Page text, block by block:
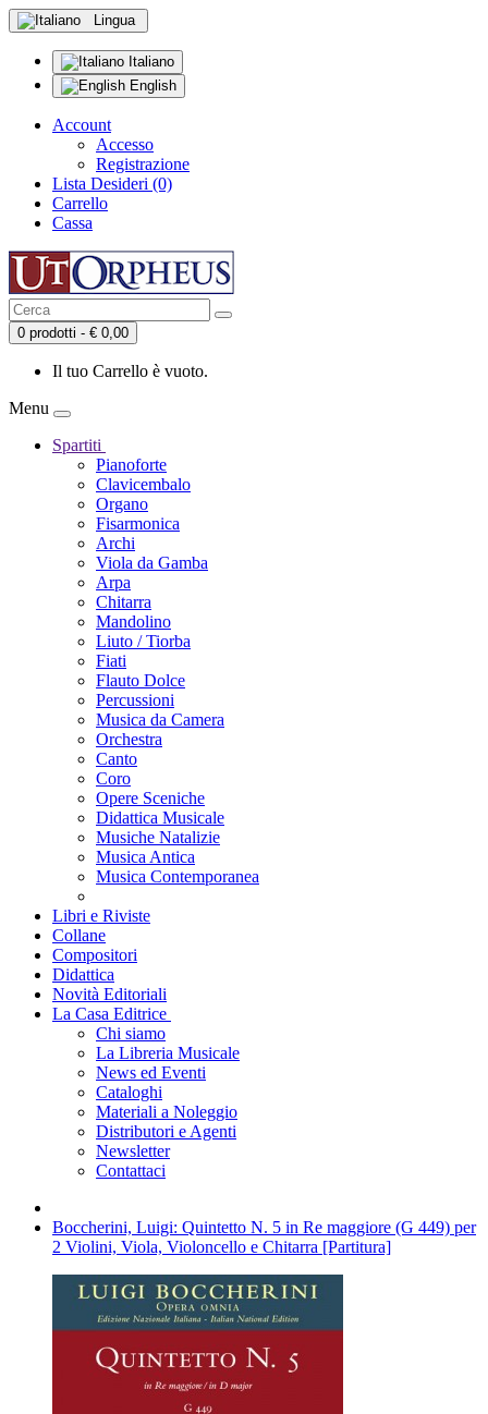
Lingua
Italiano
English
Account
Accesso
Registrazione
Lista Desideri (0)
Carrello
Cassa
0 prodotti - € 0,00
Il tuo Carrello è vuoto.
Menu
Spartiti
Pianoforte
Clavicembalo
Organo
Fisarmonica
Archi
Viola da Gamba
Arpa
Chitarra
Mandolino
Liuto / Tiorba
Fiati
Flauto Dolce
Percussioni
Musica da Camera
Orchestra
Canto
Coro
Opere Sceniche
Didattica Musicale
Musiche Natalizie
Musica Antica
Musica Contemporanea
Libri e Riviste
Collane
Compositori
Didattica
Novità Editoriali
La Casa Editrice
Chi siamo
La Libreria Musicale
News ed Eventi
Cataloghi
Materiali a Noleggio
Distributori e Agenti
Newsletter
Contattaci
Boccherini, Luigi: Quintetto N. 5 in Re maggiore (G 449) per
2 Violini, Viola, Violoncello e Chitarra [Partitura]